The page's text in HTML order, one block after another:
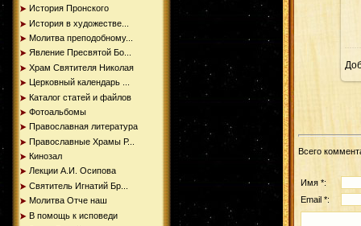
История Пронского
История в художестве...
Молитва преподобному...
Явление Пресвятой Бо...
Храм Святителя Николая
Церковный календарь ...
Каталог статей и файлов
Фотоальбомы
Православная литература
Православные Храмы Р...
Кинозал
Лекции А.И. Осипова
Святитель Игнатий Бр...
Молитва Отче наш
В помощь к исповеди
Всего
Имя *:
Email *: